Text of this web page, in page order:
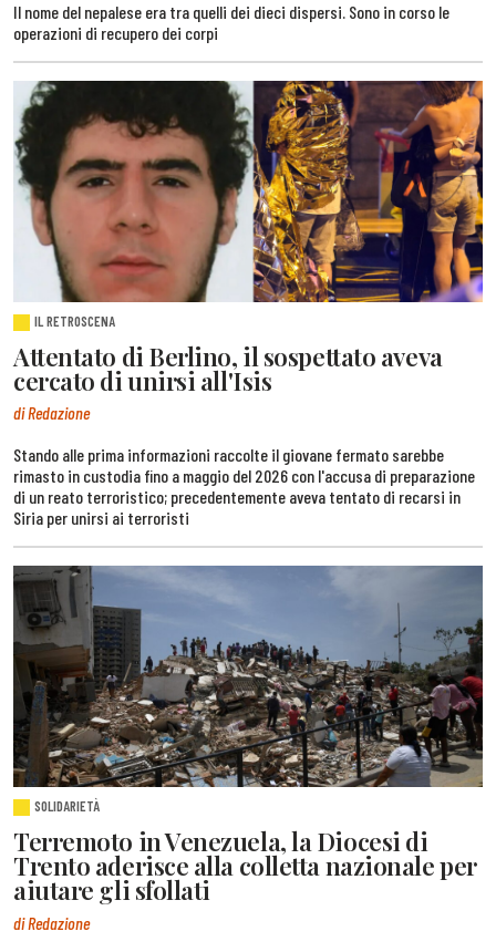
Il nome del nepalese era tra quelli dei dieci dispersi. Sono in corso le
operazioni di recupero dei corpi
IL RETROSCENA
Attentato di Berlino, il sospettato aveva
cercato di unirsi all'Isis
di Redazione
Stando alle prima informazioni raccolte il giovane fermato sarebbe
rimasto in custodia fino a maggio del 2026 con l'accusa di preparazione
di un reato terroristico; precedentemente aveva tentato di recarsi in
Siria per unirsi ai terroristi
SOLIDARIETÀ
Terremoto in Venezuela, la Diocesi di
Trento aderisce alla colletta nazionale per
aiutare gli sfollati
di Redazione